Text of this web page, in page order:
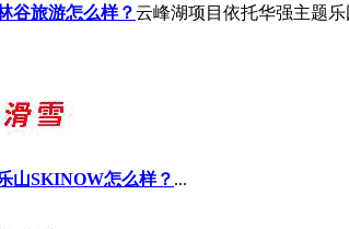
谷旅游怎么样？云峰湖项目依托华强主题
山SKINOW怎么样？ ...